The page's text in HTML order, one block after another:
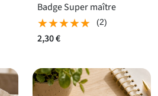
Badge Super maître
★★★★★
★★★★★ (2)
2,30 €